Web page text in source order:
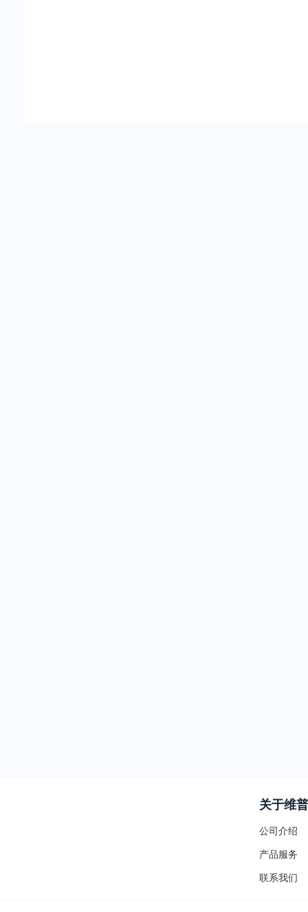
关于维普
公司介绍
产品服务
联系我们